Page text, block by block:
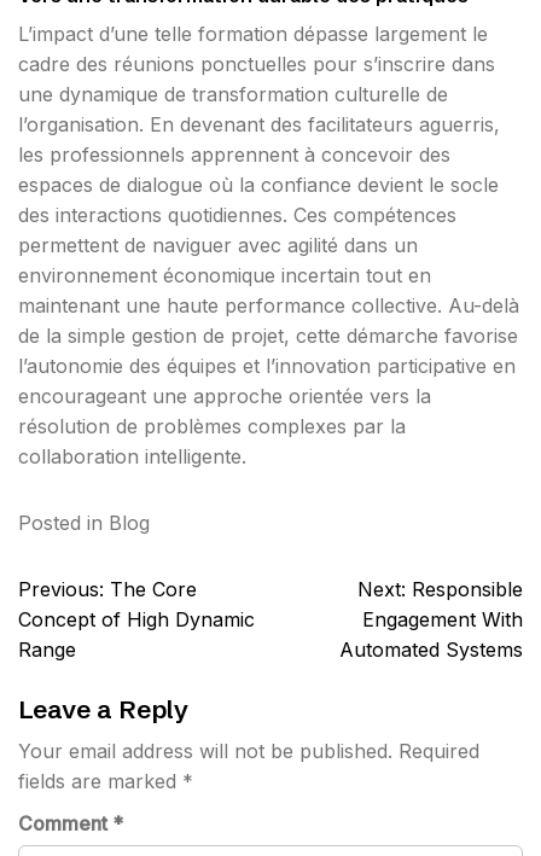
L’impact d’une telle formation dépasse largement le
cadre des réunions ponctuelles pour s’inscrire dans
une dynamique de transformation culturelle de
l’organisation. En devenant des facilitateurs aguerris,
les professionnels apprennent à concevoir des
espaces de dialogue où la confiance devient le socle
des interactions quotidiennes. Ces compétences
permettent de naviguer avec agilité dans un
environnement économique incertain tout en
maintenant une haute performance collective. Au-delà
de la simple gestion de projet, cette démarche favorise
l’autonomie des équipes et l’innovation participative en
encourageant une approche orientée vers la
résolution de problèmes complexes par la
collaboration intelligente.
Posted in Blog
Post
navigation
Previous: The Core
Concept of High Dynamic
Range
Next: Responsible
Engagement With
Automated Systems
Leave a Reply
Your email address will not be published. Required
fields are marked *
Comment *